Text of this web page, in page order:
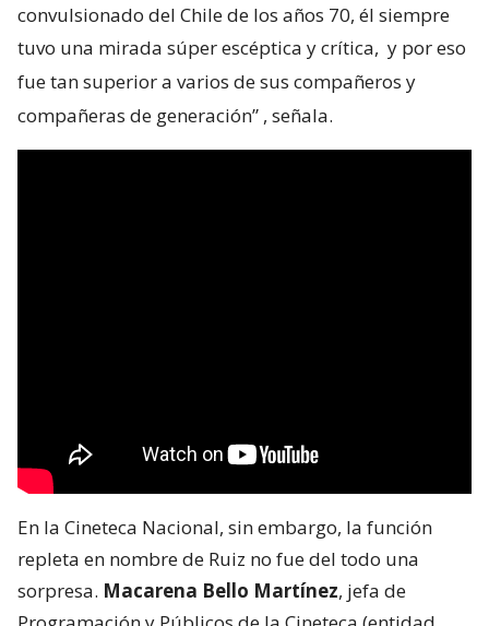
convulsionado del Chile de los años 70, él siempre
tuvo una mirada súper escéptica y crítica, y por eso
fue tan superior a varios de sus compañeros y
compañeras de generación” , señala.
En la Cineteca Nacional, sin embargo, la función
repleta en nombre de Ruiz no fue del todo una
sorpresa. Macarena Bello Martínez, jefa de